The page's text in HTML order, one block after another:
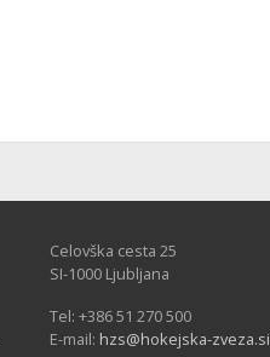
Celovška cesta 25
SI-1000 Ljubljana
Tel: +386 51 270 500
E-mail: hzs@hokejska-zveza.si